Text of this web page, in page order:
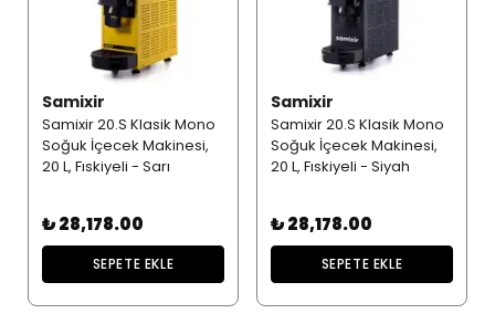
Samixir
Samixir 20.S Klasik Mono
Soğuk İçecek Makinesi,
20 L, Fıskiyeli - Sarı
₺ 28,178.00
SEPETE EKLE
Samixir
Samixir 20.S Klasik Mono
Soğuk İçecek Makinesi,
20 L, Fıskiyeli - Siyah
₺ 28,178.00
SEPETE EKLE